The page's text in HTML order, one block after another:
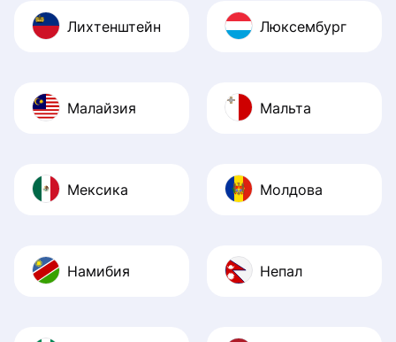
Лихтенштейн Люксембург
Малайзия Мальта
Мексика Молдова
Намибия Непал